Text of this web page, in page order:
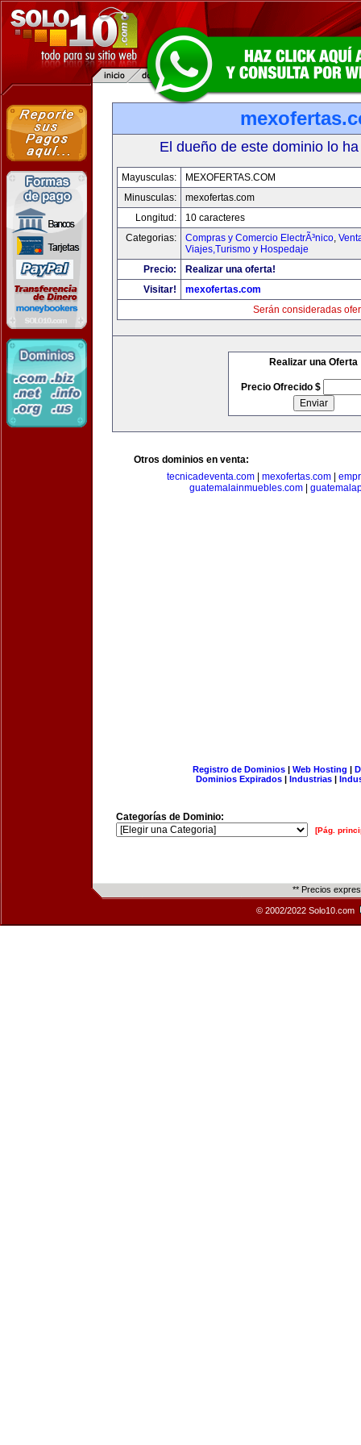
El dueño de este dominio lo
Mayusculas:
MEXOFERTAS.COM
Minusculas:
mexofertas.com
Longitud:
10 caracteres
Categorias:
Compras y Comercio ElectrÃ³nico,
Viajes,Turismo y Hospedaje
Precio:
Realizar una oferta!
Visitar!
mexofertas.com
Serán consideradas
Realizar una Oferta
Precio Ofrecido $
Otros dominios en venta:
tecnicadeventa.com
mexofertas.com
guatemalainmuebles.com|
Registro de Dominios| Web Hosting |
Dominios Expirados | Industrias |
Categorías de Dominio:
[Pág.
** Precios
© 2002/2022 Solo10.com